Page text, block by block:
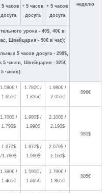
неделю
5 часов
досуга
+ 5 часов
досуга
+ 5 часов
досуга
урока - 40$, 40€ в
Швейцария - 50€ в час);
5 часов досуга - 290$,
5 часов, Швейцария - 325€
5 часов).
1.580€ /
1.655€
1.780€ /
1.855€
1.980€ /
2.055€
896€
1.700$ /
1.790$
1.900$ /
1.990$
2.100$ /
2.190$
980$
1.670$
/1.760$
1.870$ /
1.960$
2.070$ /
2.160$
1.390€ /
1.465€
1.590€ /
1.665€
1.790€ /
1.865€
805€